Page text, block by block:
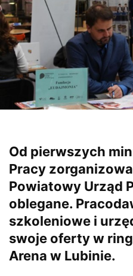
Od pierwszych
Pracy
Powiatowy Urząd
oblegane.
szkoleniowe i
swoje oferty w
Arena w Lubinie.